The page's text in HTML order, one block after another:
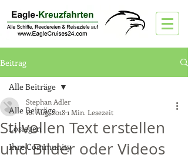
Beitrag
Alle Beiträge
Loslegen
Ihre Community
Alle Beiträge
Stilvollen Text erstellen
und Bilder oder Videos
Stephan Adler
16. Aug. 20181 Min. Lesezeit